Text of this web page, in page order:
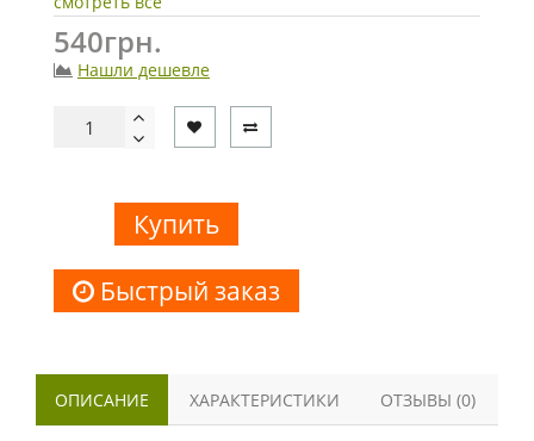
540грн.
Нашли дешевле
Купить
Быстрый заказ
ОПИСАНИЕ ХАРАКТЕРИСТИКИ ОТЗЫВЫ (0)